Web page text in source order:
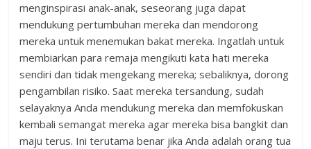
menginspirasi anak-anak, seseorang juga dapat
mendukung pertumbuhan mereka dan mendorong
mereka untuk menemukan bakat mereka. Ingatlah untuk
membiarkan para remaja mengikuti kata hati mereka
sendiri dan tidak mengekang mereka; sebaliknya, dorong
pengambilan risiko. Saat mereka tersandung, sudah
selayaknya Anda mendukung mereka dan memfokuskan
kembali semangat mereka agar mereka bisa bangkit dan
maju terus. Ini terutama benar jika Anda adalah orang tua